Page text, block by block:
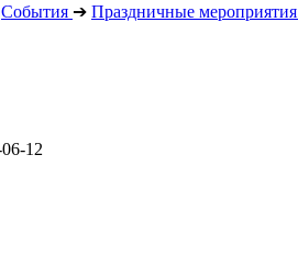
События ➔ Праздничные мероприятия
12